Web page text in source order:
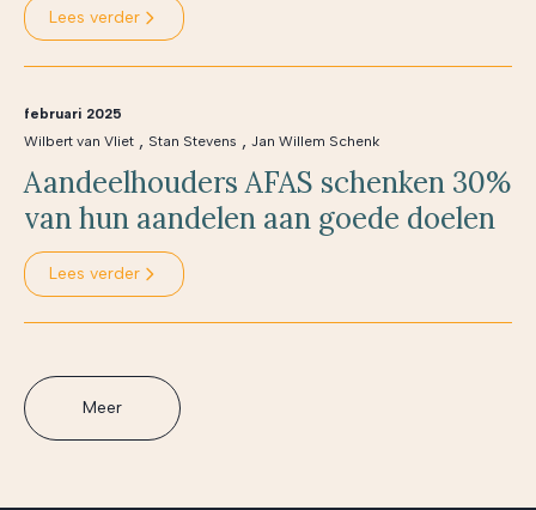
Lees verder
februari 2025
Wilbert van Vliet , Stan Stevens , Jan Willem Schenk
Aandeelhouders AFAS schenken 30%
van hun aandelen aan goede doelen
Lees verder
Meer